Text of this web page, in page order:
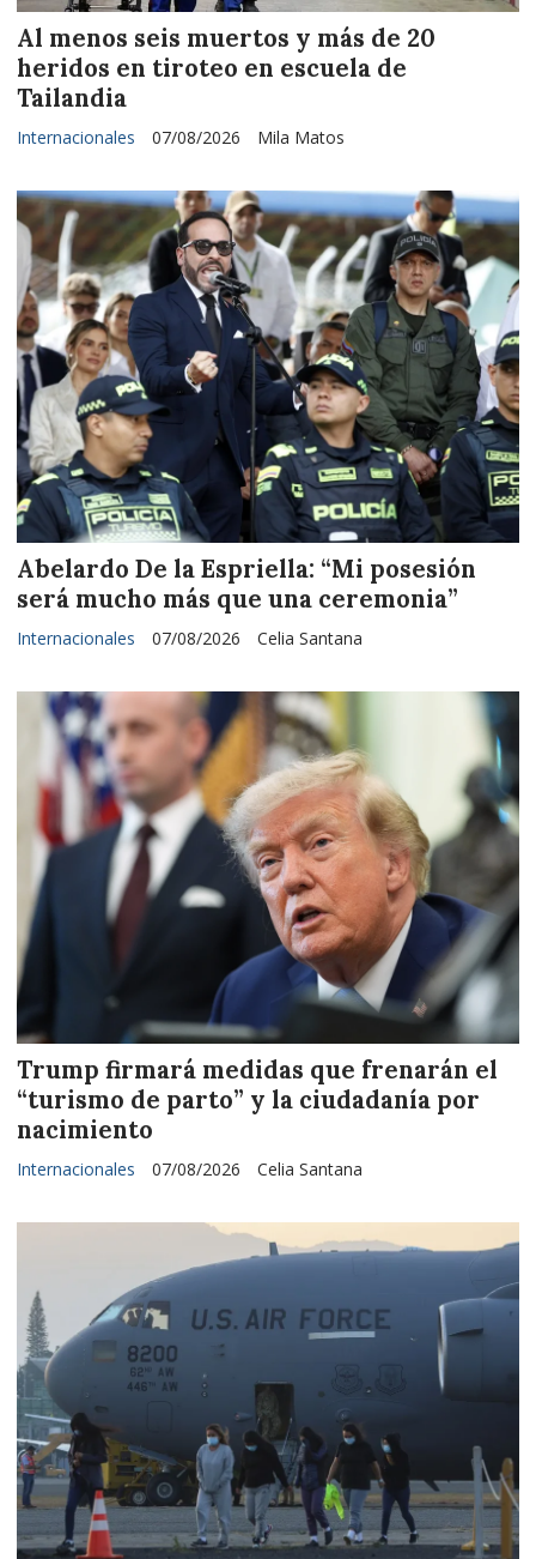
Al menos seis muertos y más de 20
heridos en tiroteo en escuela de
Tailandia
Mila Matos
Internacionales 07/08/2026
Abelardo De la Espriella: “Mi posesión
será mucho más que una ceremonia”
Celia Santana
Internacionales 07/08/2026
Trump firmará medidas que frenarán el
“turismo de parto” y la ciudadanía por
nacimiento
Celia Santana
Internacionales 07/08/2026